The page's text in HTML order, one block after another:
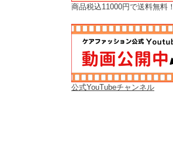
商品税込11000円で送料無料！
公式YouTubeチャンネル